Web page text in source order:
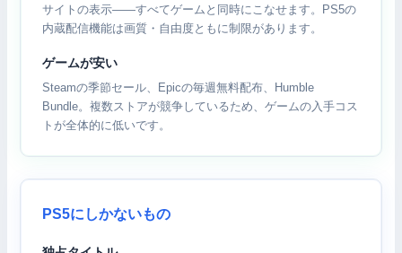
サイトの表示——すべてゲームと同時にこなせます。PS5の
内蔵配信機能は画質・自由度ともに制限があります。
ゲームが安い
Steamの季節セール、Epicの毎週無料配布、Humble
Bundle。複数ストアが競争しているため、ゲームの入手コス
トが全体的に低いです。
PS5にしかないもの